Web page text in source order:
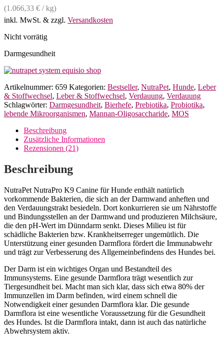
(1.066,33 € /kg)
inkl. MwSt. & zzgl. Versandkosten
Nicht vorrätig
Darmgesundheit
Artikelnummer: 659 Kategorien: Bestseller, NutraPet, Hunde, Leber
& Stoffwechsel, Leber & Stoffwechsel, Verdauung, Verdauung
Schlagwörter: Darmgesundheit, Bierhefe, Prebiotika, Probiotika,
lebende Mikroorganismen, Mannan-Oligosaccharide, MOS
Beschreibung
Zusätzliche Informationen
Rezensionen (21)
Beschreibung
NutraPet NutraPro K9 Canine für Hunde enthält natürlich
vorkommende Bakterien, die sich an der Darmwand anheften und
den Verdauungstrakt besiedeln. Dort konkurrieren sie um Nährstoffe
und Bindungsstellen an der Darmwand und produzieren Milchsäure,
die den pH-Wert im Dünndarm senkt. Dieses Milieu ist für
schädliche Bakterien bzw. Krankheitserreger ungemütlich. Die
Unterstützung einer gesunden Darmflora fördert die Immunabwehr
und trägt zur Verbesserung des Allgemeinbefindens des Hundes bei.
Der Darm ist ein wichtiges Organ und Bestandteil des
Immunsystems. Eine gesunde Darmflora trägt wesentlich zur
Tiergesundheit bei. Macht man sich klar, dass sich etwa 80% der
Immunzellen im Darm befinden, wird einem schnell die
Notwendigkeit einer gesunden Darmflora klar. Die gesunde
Darmflora ist eine wesentliche Voraussetzung für die Gesundheit
des Hundes. Ist die Darmflora intakt, dann ist auch das natürliche
Abwehrsystem aktiv.